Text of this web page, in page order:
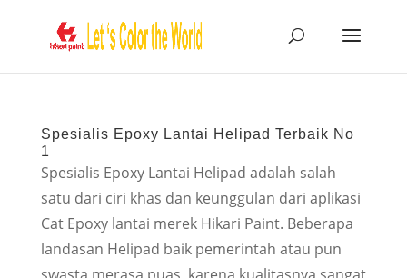
Spesialis Epoxy Lantai Helipad Terbaik No
1
Spesialis Epoxy Lantai Helipad adalah salah
satu dari ciri khas dan keunggulan dari aplikasi
Cat Epoxy lantai merek Hikari Paint. Beberapa
landasan Helipad baik pemerintah atau pun